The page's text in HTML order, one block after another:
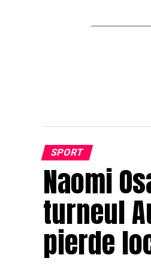
SPORT
Naomi
turneul
pierde